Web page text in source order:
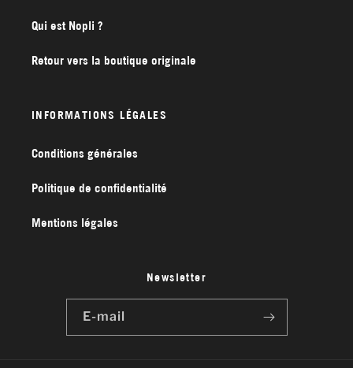
Qui est Nopli ?
Retour vers la boutique originale
INFORMATIONS LÉGALES
Conditions générales
Politique de confidentialité
Mentions légales
Newsletter
E-mail